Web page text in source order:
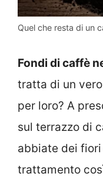
Quel che resta di un
Fondi di caffè
tratta di un
per loro? A
sul terrazzo di
abbiate dei
trattamento